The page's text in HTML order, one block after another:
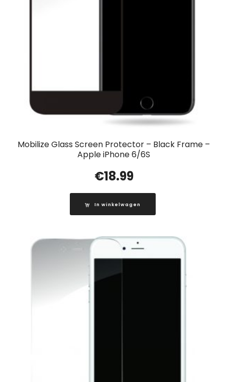
Mobilize Glass Screen Protector – Black Frame –
Apple iPhone 6/6S
€18.99
In winkelwagen